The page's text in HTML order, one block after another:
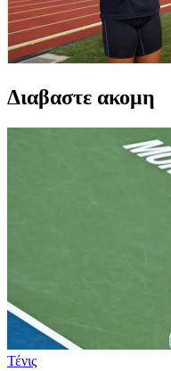
Διαβαστε ακομη
Τένις